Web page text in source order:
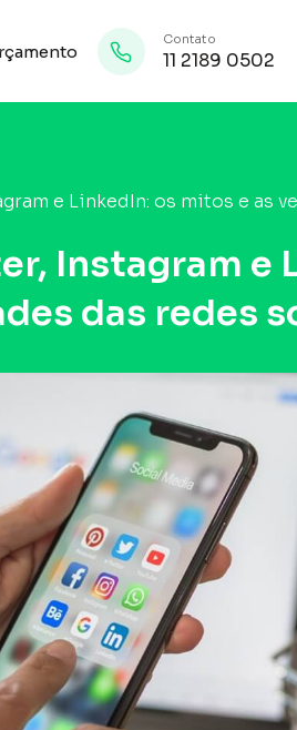
Contato
11 2189 0502
e LinkedIn: os mitos e as
Instagram e
das redes